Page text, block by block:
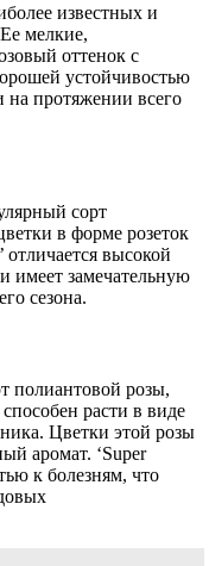
известных и
мелкие,
оттенок с
устойчивостью
на протяжении всего
сорт
в форме розеток
отличается высокой
имеет замечательную
сезона.
полиантовой розы,
расти в виде
Цветки этой розы
аромат. ‘Super
к болезням, что